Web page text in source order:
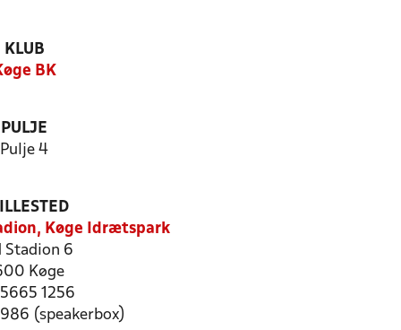
KLUB
BK
PULJE
Pulje 4
Køge Idrætspark
Stadion 6
Køge
5665 1256
(speakerbox)